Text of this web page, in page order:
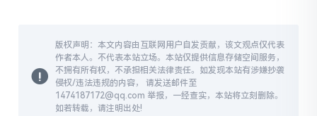
版权声明：本文内容由互联网用户自发贡献，该文观点仅代表
作者本人。不代表本站立场。本站仅提供信息存储空间服务，
不拥有所有权，不承担相关法律责任。如发现本站有涉嫌抄袭
侵权/违法违规的内容， 请发送邮件至
1474187172@qq.com 举报，一经查实，本站将立刻删除。
如若转载，请注明出处!